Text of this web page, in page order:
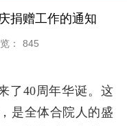
捐赠工作的通知
： 845
了40周年华诞。这
是全体合院人的盛